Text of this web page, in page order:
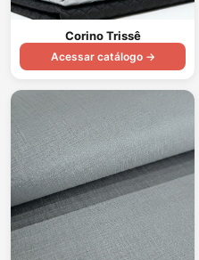
Corino Trissê
Acessar catálogo →